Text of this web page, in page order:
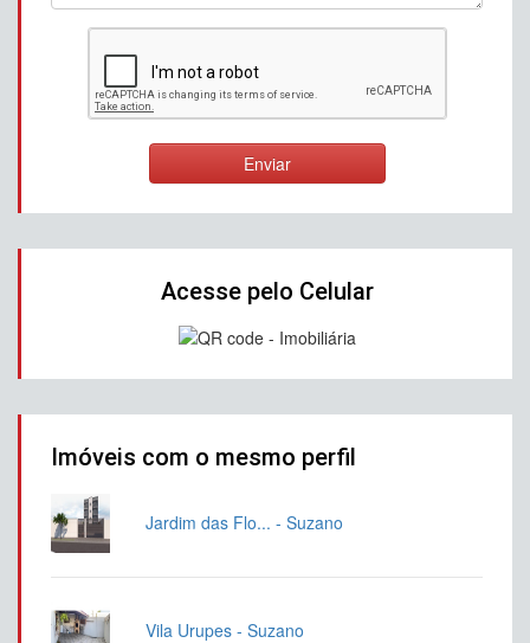
Enviar
Acesse pelo Celular
Imóveis com o mesmo perfil
Jardim das Flo... - Suzano
Vila Urupes - Suzano